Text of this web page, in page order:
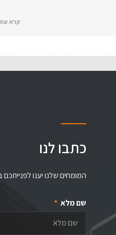
קרא
כתבו לנו
המומחים שלנו יענו
שם מלא